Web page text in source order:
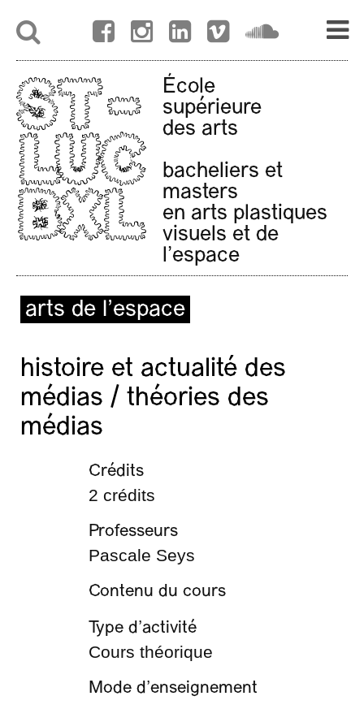
École
supérieure
des arts
bacheliers et
masters
en arts plastiques
visuels et de
l'espace
arts de l’espace
histoire et actualité des
médias / théories des
médias
Crédits
2 crédits
Professeurs
Pascale Seys
Contenu du cours
Type d’activité
Cours théorique
Mode d’enseignement